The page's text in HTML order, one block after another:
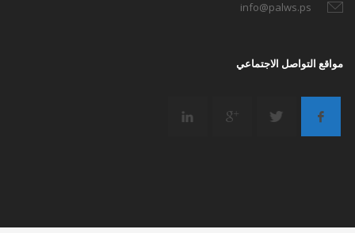
info@palws.ps
مواقع التواصل الاجتماعي